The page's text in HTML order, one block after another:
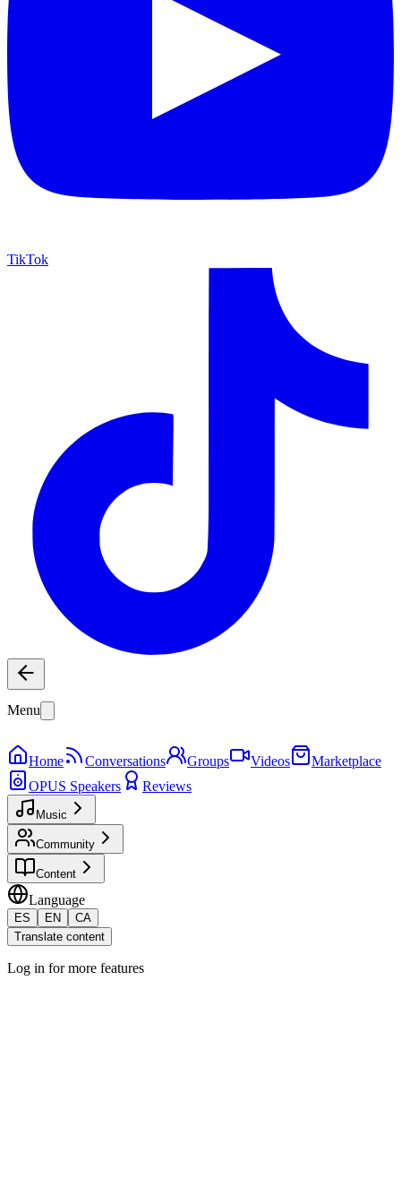
TikTok
Menu
Home Conversations Groups Videos
Marketplace
OPUS Speakers
Reviews
Music
Community
Content
Language
ES EN
CA
Translate content
Log in for more features